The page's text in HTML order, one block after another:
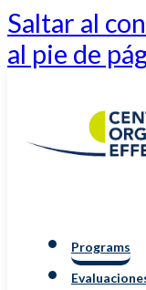
Saltar al
al pie de
Programs